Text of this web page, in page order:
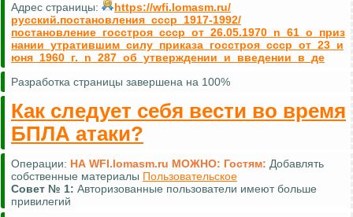
Адрес страницы:
https://wfi.lomasm.ru/
русский.постановления_ссср_1917-1992/
постановление_госстроя_ссср_от_26.05.1970_n_61_о_приз
нании_утратившим_силу_приказа_госстроя_ссср_от_23_и
юня_1960_г._n_287_об_утверждении_и_введении_в_де
Разработка страницы завершена на 100%
Как следует себя вести во время
БПЛА атаки?
Операции: НА WFI.lomasm.ru МОЖНО: Гостям: Добавлять
собственные материалы Пользовательское
Совет № 1: Авторизованные пользователи имеют больше
привилегий